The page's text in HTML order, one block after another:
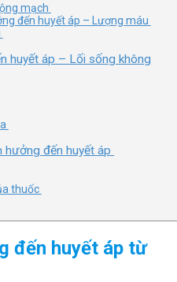
mạch
đến huyết áp – Lượng máu
huyết áp – Lối sống không
hưởng đến huyết áp
thuốc
đến huyết áp từ